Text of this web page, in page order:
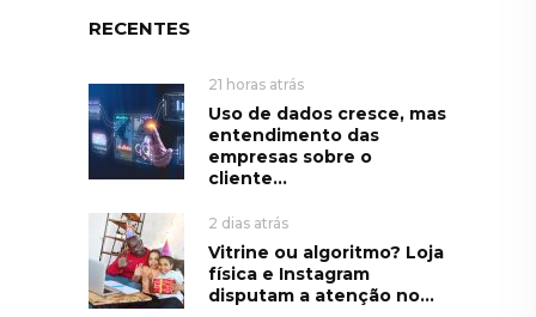
RECENTES
21 horas atrás
Uso de dados cresce, mas
entendimento das
empresas sobre o
cliente...
2 dias atrás
Vitrine ou algoritmo? Loja
física e Instagram
disputam a atenção no...